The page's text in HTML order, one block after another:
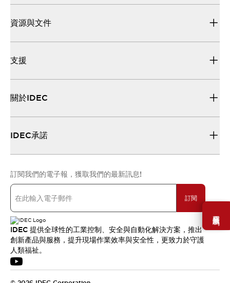
需要幫助嗎？
資源與文件
支援
關於IDEC
IDEC承諾
訂閱我們的電子報，獲取我們的最新訊息!
訂閱
IDEC 提供全球性的工業控制、安全與自動化解決方案，推出
創新產品與服務，提升現場作業效率與安全性，更致力於守護
人類福祉。